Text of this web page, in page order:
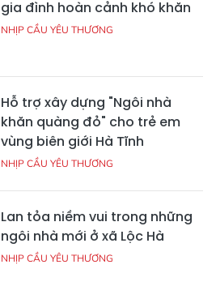
gia đình hoàn cảnh khó khăn
NHỊP CẦU YÊU THƯƠNG
Hỗ trợ xây dựng "Ngôi nhà
khăn quàng đỏ" cho trẻ em
vùng biên giới Hà Tĩnh
NHỊP CẦU YÊU THƯƠNG
Lan tỏa niềm vui trong những
ngôi nhà mới ở xã Lộc Hà
NHỊP CẦU YÊU THƯƠNG